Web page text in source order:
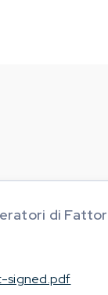
di
signed.pdf